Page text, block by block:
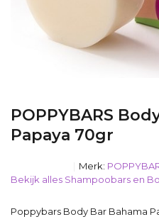
POPPYBARS
Papaya 70gr
Merk:
Bekijk alles Shampoobars en
Poppybars Body Bar Bahama